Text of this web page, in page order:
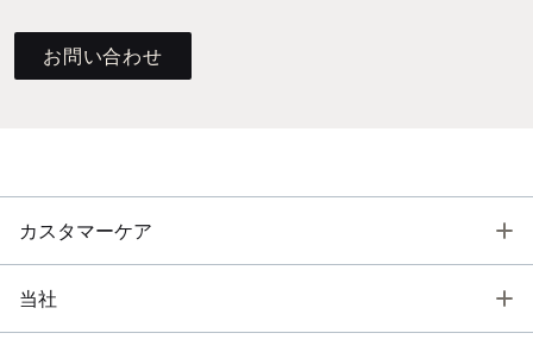
お問い合わせ
カスタマーケア
当社